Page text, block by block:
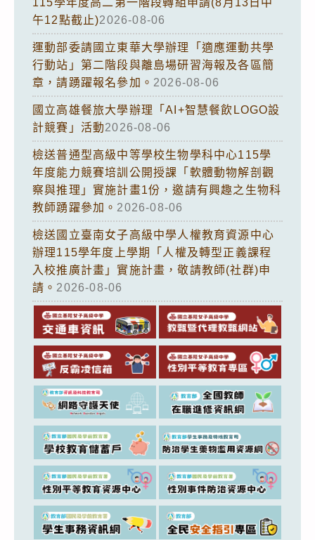
午12點截止)2026-08-06
運動部委請國立東華大學辦理「適應運動共學
行動站」第二階段與離島場研習海報及各區簡
章，請踴躍報名參加。 2026-08-06
國立高雄餐旅大學辦理「AI+智慧餐飲LOGO設
計競賽」活動2026-08-06
檢送普通型高級中等學校生物學科中心115學
年度能力競賽培訓公開授課「軟體動物解剖觀
察與推理」實施計畫1份，邀請有興趣之生物科
教師踴躍參加。 2026-08-06
檢送國立臺南女子高級中學人權教育資源中心
辦理115學年度上學期「人權及轉型正義課程
入校推廣計畫」實施計畫，敬請教師(社群)申
請。 2026-08-06